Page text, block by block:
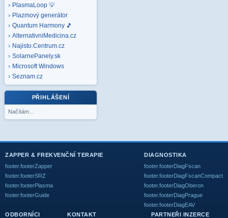
PlasmaLoop 💡
Plazmový generátor
Quantum Harmony 🎵
AlternativniMedicina.cz
Najisto.Centrum.cz
SolarnePanely.sk
Microsoft Windows
Seznam.cz
PŘIHLÁŠENÍ
Načítám…
ZAPPER & FREKVENČNÍ TERAPIE
footer.footerZapper
footer.footerSRZ
footer.footerPlasma
footer.footerGuide
DIAGNOSTIKA
footer.footerDiagFscan
footer.footerDiagFscanCompact
footer.footerDiagOberon
footer.footerDiagPrague
footer.footerDiagEAV
ODBORNÍCI
KONTAKT PARTNEŘI INZERCE